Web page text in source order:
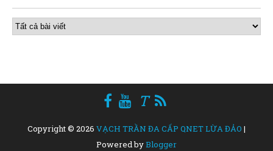
T
Copyright © 2026 VẠCH TRẦN ĐA CẤP QNET LỪA ĐẢO |
Powered byBlogger